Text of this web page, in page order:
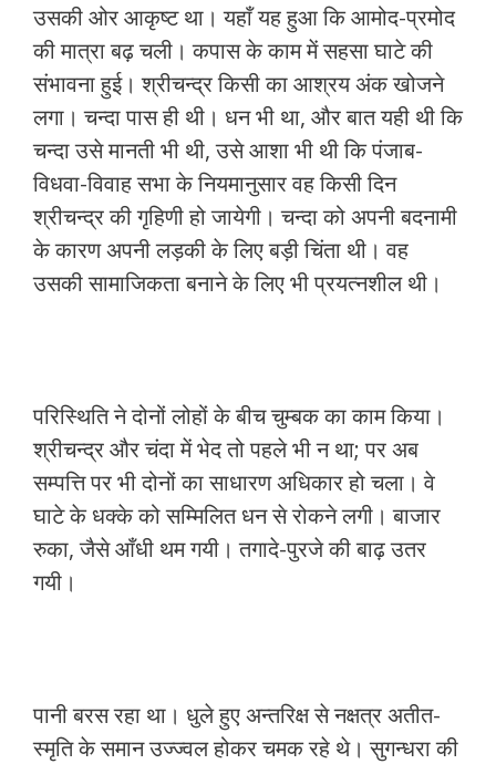
उसकी ओर आकृष्ट था। यहाँ यह हुआ कि आमोद-प्रमोद
की मात्रा बढ़ चली। कपास के काम में सहसा घाटे की
संभावना हुई। श्रीचन्द्र किसी का आश्रय अंक खोजने
लगा। चन्दा पास ही थी। धन भी था, और बात यही थी कि
चन्दा उसे मानती भी थी, उसे आशा भी थी कि पंजाब-
विधवा-विवाह सभा के नियमानुसार वह किसी दिन
श्रीचन्द्र की गृहिणी हो जायेगी। चन्दा को अपनी बदनामी
के कारण अपनी लड़की के लिए बड़ी चिंता थी। वह
उसकी सामाजिकता बनाने के लिए भी प्रयत्नशील थी।
परिस्थिति ने दोनों लोहों के बीच चुम्बक का काम किया।
श्रीचन्द्र और चंदा में भेद तो पहले भी न था; पर अब
सम्पत्ति पर भी दोनों का साधारण अधिकार हो चला। वे
घाटे के धक्के को सम्मिलित धन से रोकने लगी। बाजार
रुका, जैसे आँधी थम गयी। तगादे-पुरजे की बाढ़ उतर
गयी।
पानी बरस रहा था। धुले हुए अन्तरिक्ष से नक्षत्र अतीत-
स्मृति के समान उज्ज्वल होकर चमक रहे थे। सुगन्धरा की